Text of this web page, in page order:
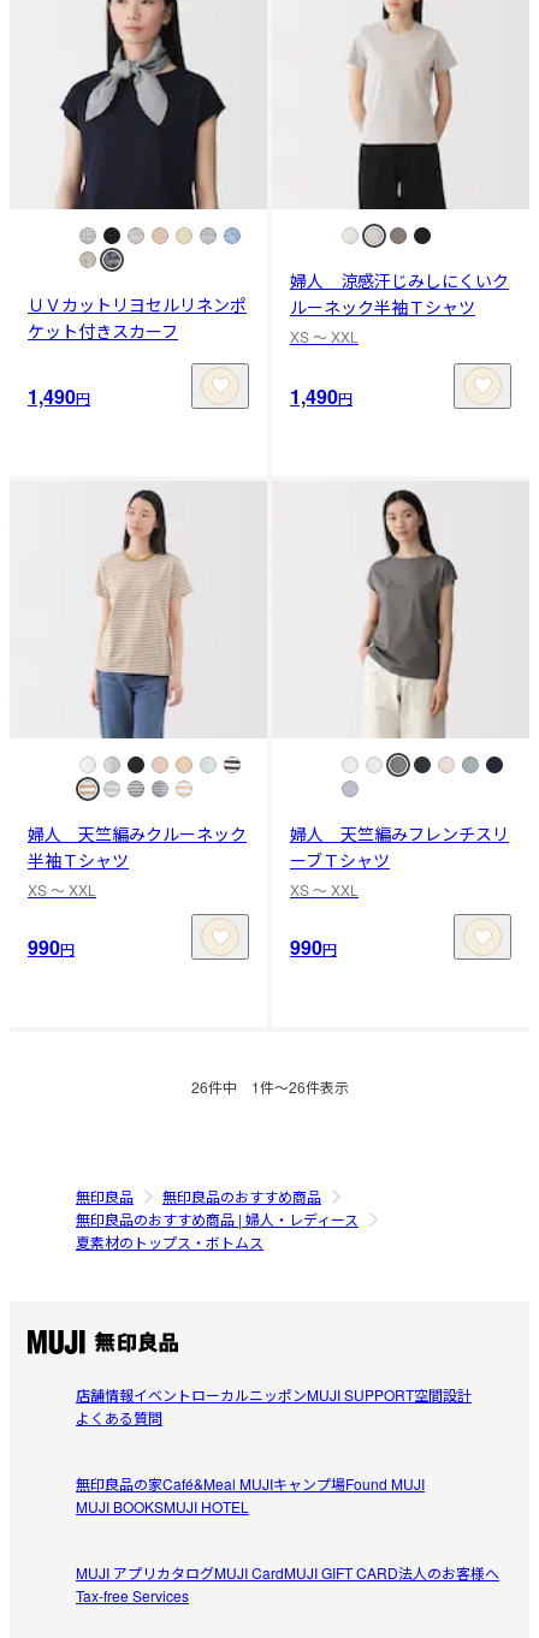
ＵＶカットリヨセルリネンポ
ケット付きスカーフ
1,490円
婦人 涼感汗じみしにくいク
ルーネック半袖Ｔシャツ
XS 〜 XXL
1,490円
婦人 天竺編みクルーネック
半袖Ｔシャツ
XS 〜 XXL
990円
婦人 天竺編みフレンチスリ
ーブＴシャツ
XS 〜 XXL
990円
26件中 1件〜26件表示
無印良品
無印良品のおすすめ商品
無印良品のおすすめ商品 | 婦人・レディース
夏素材のトップス・ボトムス
店舗情報イベントローカルニッポンMUJI SUPPORT空間設計
よくある質問
無印良品の家Café&Meal MUJIキャンプ場Found MUJI
MUJI BOOKSMUJI HOTEL
MUJI アプリカタログMUJI CardMUJI GIFT CARD法人のお客様へ
Tax-free Services